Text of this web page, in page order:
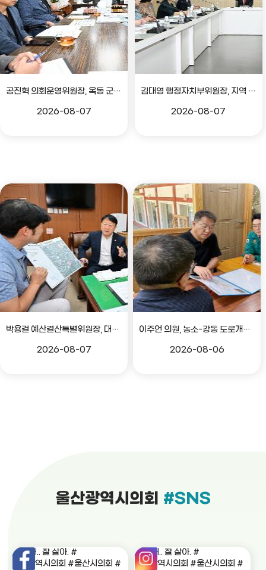
공진혁 의회운영위원장, 옥동 군부대 이전지 양동마을 주민지원사업 점검
2026-08-07
김대영 행정자치부위원장, 지역 현안 의견 청취 간담회
2026-08-07
박용걸 예산결산특별위원장, 대공원로 확장공사 현안점검 간담회
2026-08-07
이주언 의원, 농소-강동 도로개설 민원 현장 점검
2026-08-06
울산광역시의회 #SNS